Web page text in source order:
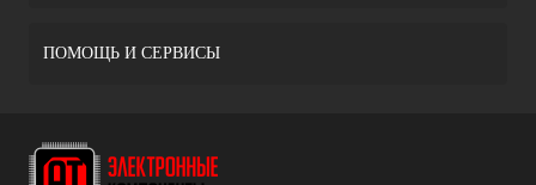
ПОМОЩЬ И СЕРВИСЫ